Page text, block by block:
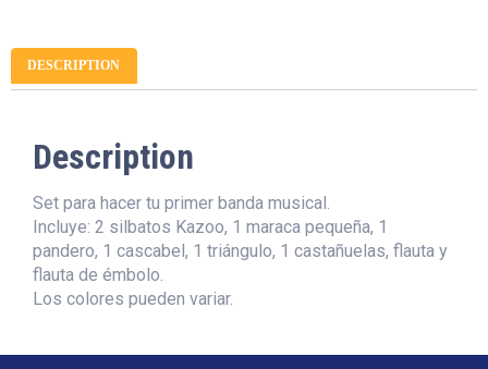
DESCRIPTION
Description
Set para hacer tu primer banda musical.
Incluye: 2 silbatos Kazoo, 1 maraca pequeña, 1
pandero, 1 cascabel, 1 triángulo, 1 castañuelas, flauta y
flauta de émbolo.
Los colores pueden variar.